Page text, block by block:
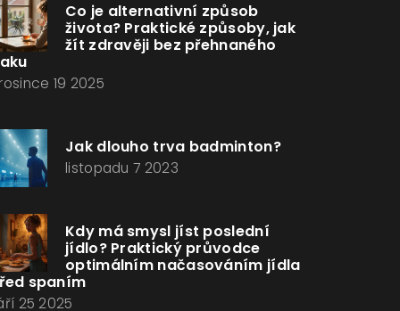
Co je alternativní způsob
života? Praktické způsoby, jak
žít zdravěji bez přehnaného
19 2025
Jak dlouho trva badminton?
listopadu 7 2023
Kdy má smysl jíst poslední
jídlo? Praktický průvodce
optimálním načasováním jídla
spaním
25 2025